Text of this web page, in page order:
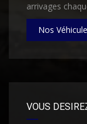
arrivages
Nos
VOUS